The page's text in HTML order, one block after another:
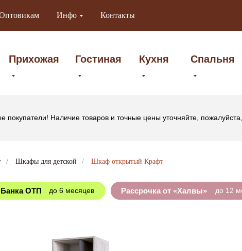
Инфо Контакты
Прихожая Гостиная Кухня Спальня
покупатели! Наличие товаров и точные цены уточняйте,
/ Шкафы для детской / Шкаф открытый Крафт
Банка ОТП Рассрочка от «Халвы»
до 6 месяцев до 12